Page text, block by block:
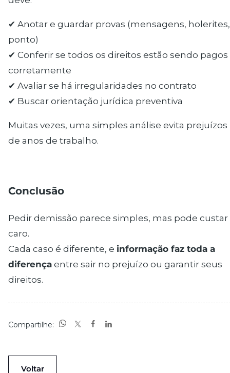
✔ Anotar e guardar provas (mensagens, holerites,
ponto)
✔ Conferir se todos os direitos estão sendo pagos
corretamente
✔ Avaliar se há irregularidades no contrato
✔ Buscar orientação jurídica preventiva
Muitas vezes, uma simples análise evita prejuízos
de anos de trabalho.
Conclusão
Pedir demissão parece simples, mas pode custar
caro.
Cada caso é diferente, e informação faz toda a
diferençaentre sair no prejuízo ou garantir seus
direitos.
Compartilhe:
Voltar